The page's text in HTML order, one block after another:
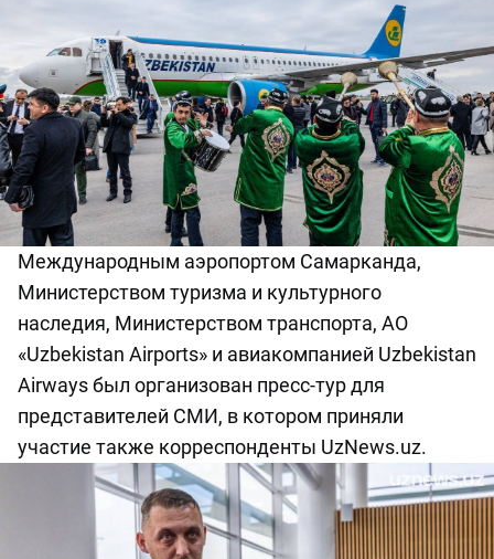
Международным аэропортом Самарканда,
Министерством туризма и культурного
наследия, Министерством транспорта, AO
«Uzbekistan Airports» и авиакомпанией Uzbekistan
Airways был организован пресс-тур для
представителей СМИ, в котором приняли
участие также корреспонденты UzNews.uz.